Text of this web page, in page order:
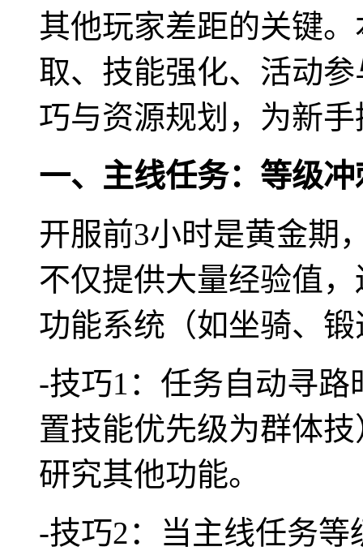
其他玩家差距的关键
取、技能强化、活动
巧与资源规划，为新
一、主线任务：等级
开服前3小时是黄金期
不仅提供大量经验值
功能系统（如坐骑、
-技巧1：任务自动寻
置技能优先级为群体
研究其他功能。
-技巧2：当主线任务